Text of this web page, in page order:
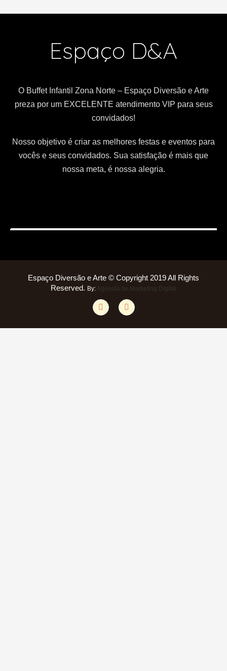
Espaço D&A
O Buffet Infantil Zona Norte – Espaço Diversão e Arte
preza por um EXCELENTE atendimento VIP para seus
convidados!
Nosso objetivo é criar as melhores festas e eventos para
vocês e seus convidados. Sua satisfação é mais que
nossa meta, é nossa alegria.
Espaço Diversão e Arte © Copyright 2019 All Rights
Reserved. By:Agencia de Marketing Digital